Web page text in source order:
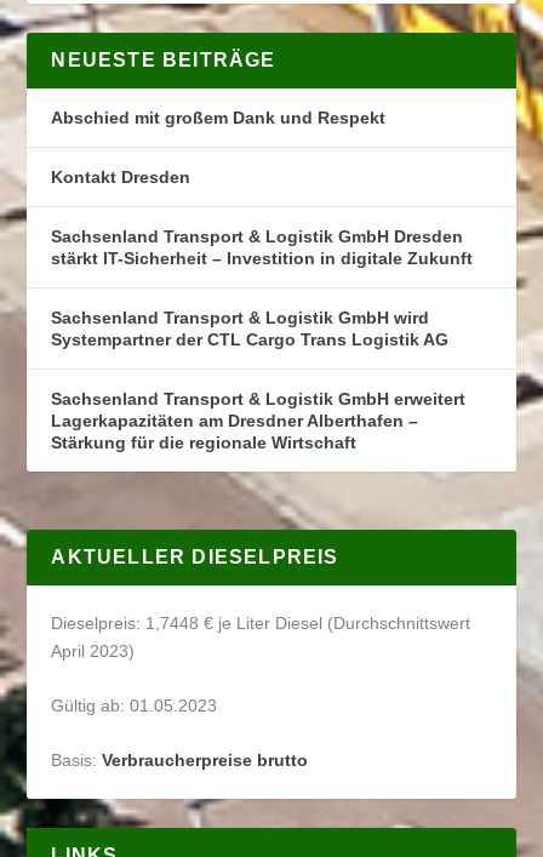
NEUESTE BEITRÄGE
Abschied mit großem Dank und Respekt
Kontakt Dresden
Sachsenland Transport & Logistik GmbH Dresden
stärkt IT-Sicherheit – Investition in digitale Zukunft
Sachsenland Transport & Logistik GmbH wird
Systempartner der CTL Cargo Trans Logistik AG
Sachsenland Transport & Logistik GmbH erweitert
Lagerkapazitäten am Dresdner Alberthafen –
Stärkung für die regionale Wirtschaft
AKTUELLER DIESELPREIS
Dieselpreis: 1,7448 € je Liter Diesel (Durchschnittswert
April 2023)
Gültig ab: 01.05.2023
Basis:Verbraucherpreise brutto